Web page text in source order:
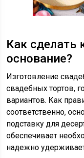
Как сделать
основание?
Изготовление
свадебных тортов,
вариантов. Как
соответственно,
подставку для
обеспечивает
надежно